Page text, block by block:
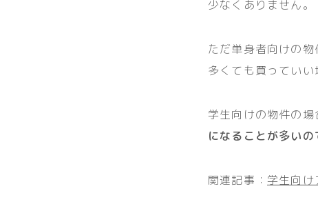
少なくありません。
ただ単身者向けの
多くても買っていい
学生向けの物件の場
になることが多いの
関連記事： 学生向